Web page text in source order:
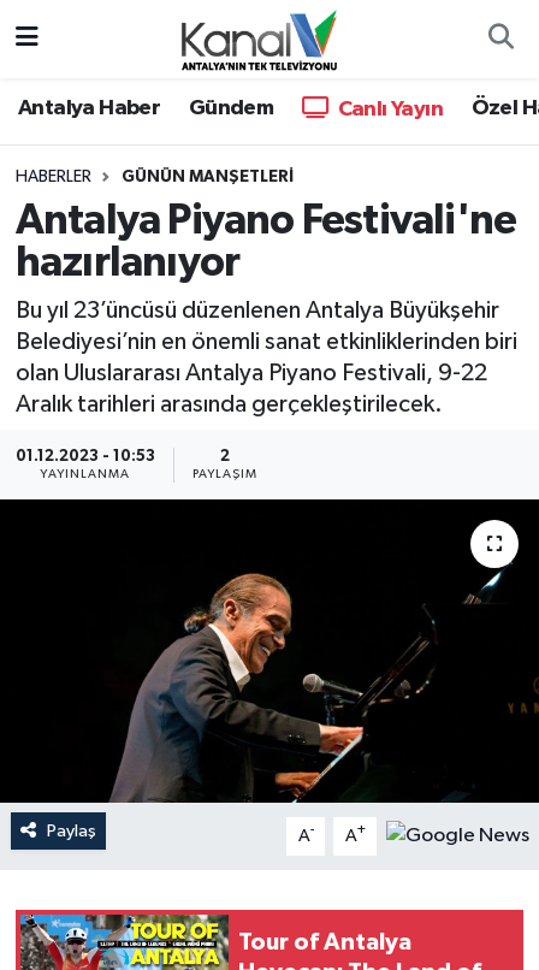
Antalya Haber Gündem Canlı Yayın Özel
HABERLER GÜNÜN MANŞETLERI
Antalya Piyano Festivali'ne
hazırlanıyor
Bu yıl 23’üncüsü düzenlenen Antalya Büyükşehir
Belediyesi’nin en önemli sanat etkinliklerinden biri
olan Uluslararası Antalya Piyano Festivali, 9-22
Aralık tarihleri arasında gerçekleştirilecek.
01.12.2023 - 10:53
YAYINLANMA
2
PAYLAŞIM
Paylaş A- A+
Tour of Antalya
Antalya Haber
Dünya
Eğitim
Ekonomi
Gündem
Günün Manşetleri
KANALV Spor
Kültür Sanat
Magazin
Öğle Bülteni
Siyaset
Hava Durumu
Trafik Durumu
Süper Lig Puan Durumu ve Fikstür
Tüm Manşetler
Son Dakika Haberleri
Haber Arşivi